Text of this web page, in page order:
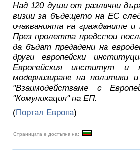
Над 120 души от различни
визии за бъдещето на ЕС
очакванията на гражданите
През пролетта предстои
да бъдат предадени на
други европейски
Европейския институт и
модернизиране на
"Взаимодействаме с
"Комуникация" на ЕП.
(Портал Европа)
Страницата е достъпна на: